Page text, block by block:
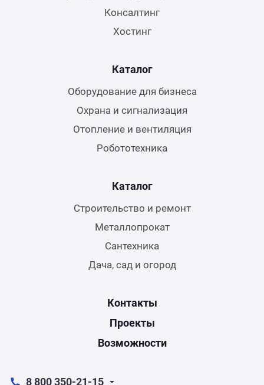
Консалтинг
Хостинг
Каталог
Оборудование для бизнеса
Охрана и сигнализация
Отопление и вентиляция
Робототехника
Каталог
Строительство и ремонт
Металлопрокат
Сантехника
Дача, сад и огород
Контакты
Проекты
Возможности
8 800 350-21-15